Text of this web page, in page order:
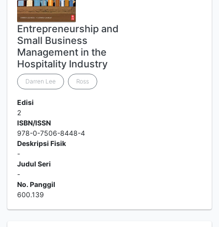
Entrepreneurship and
Small Business
Management in the
Hospitality Industry
Darren Lee Ross
Edisi
2
ISBN/ISSN
978-0-7506-8448-4
Deskripsi Fisik
-
Judul Seri
-
No. Panggil
600.139